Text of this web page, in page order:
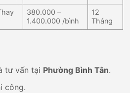
380.000 –
1.400.000 /bình
12
Tháng
tư vấn tại Phường Bình Tân.
công.